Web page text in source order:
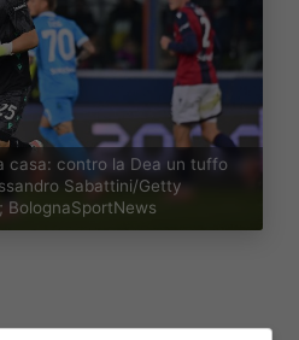
casa: contro la Dea un tuffo
Sabattini/Getty
BolognaSportNews